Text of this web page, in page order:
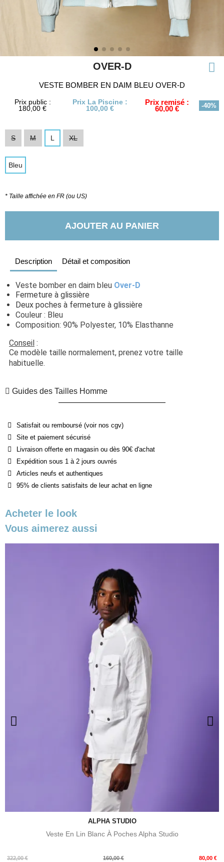
OVER-D
VESTE BOMBER EN DAIM BLEU OVER-D
Prix public :
180,00 €
Prix La Piscine :
100,00 €
Prix remisé :
60,00 € -40%
S M L XL
Bleu
* Taille affichée en FR (ou US)
AJOUTER AU PANIER
Description Détail et composition
Veste bomber en daim bleu Over-D
Fermeture à glissière
Deux poches à fermeture à glissière
Couleur : Bleu
Composition: 90% Polyester, 10% Elasthanne
Conseil :
Ce modèle taille normalement, prenez votre taille
habituelle.
Guides des Tailles Homme
Satisfait ou remboursé (voir nos cgv)
Site et paiement sécurisé
Livraison offerte en magasin ou dès 90€ d'achat
Expédition sous 1 à 2 jours ouvrés
Articles neufs et authentiques
95% de clients satisfaits de leur achat en ligne
Acheter le look
Vous aimerez aussi
ALPHA STUDIO
Veste En Lin Blanc À Poches Alpha Studio
322,00 €
Prix
160,00 € 80,00 €
Prix